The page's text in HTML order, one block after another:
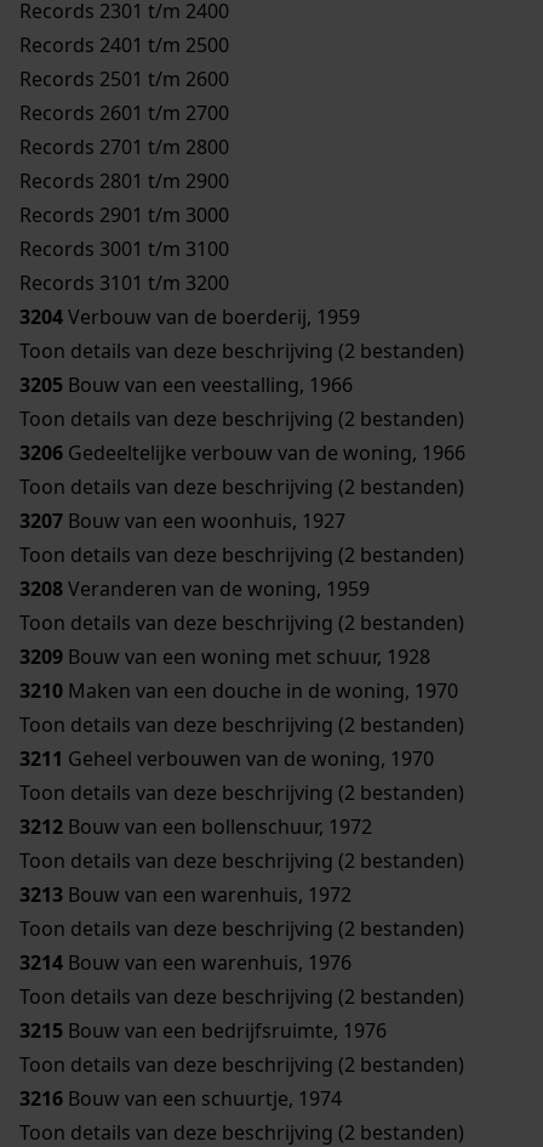
Records 2301 t/m 2400
Records 2401 t/m 2500
Records 2501 t/m 2600
Records 2601 t/m 2700
Records 2701 t/m 2800
Records 2801 t/m 2900
Records 2901 t/m 3000
Records 3001 t/m 3100
Records 3101 t/m 3200
3204Verbouw van de boerderij, 1959
Toon details van deze beschrijving (2 bestanden)
3205 Bouw van een veestalling, 1966
Toon details van deze beschrijving (2 bestanden)
3206 Gedeeltelijke verbouw van de woning, 1966
Toon details van deze beschrijving (2 bestanden)
3207 Bouw van een woonhuis, 1927
Toon details van deze beschrijving (2 bestanden)
3208Veranderen van de woning, 1959
Toon details van deze beschrijving (2 bestanden)
3209 Bouw van een woning met schuur, 1928
3210 Maken van een douche in de woning, 1970
Toon details van deze beschrijving (2 bestanden)
3211 Geheel verbouwen van de woning, 1970
Toon details van deze beschrijving (2 bestanden)
3212 Bouw van een bollenschuur, 1972
Toon details van deze beschrijving (2 bestanden)
3213 Bouw van een warenhuis, 1972
Toon details van deze beschrijving (2 bestanden)
3214 Bouw van een warenhuis, 1976
Toon details van deze beschrijving (2 bestanden)
3215 Bouw van een bedrijfsruimte, 1976
Toon details van deze beschrijving (2 bestanden)
3216 Bouw van een schuurtje, 1974
Toon details van deze beschrijving (2 bestanden)